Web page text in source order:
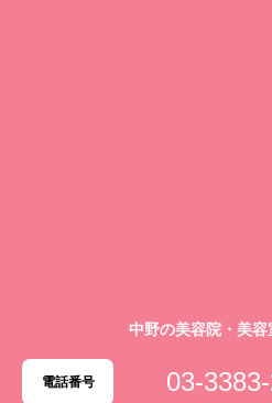
中野の美容院・美容
電話番号 03-